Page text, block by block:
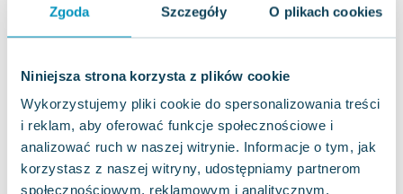
Zgoda Szczegóły O plikach cookies
Niniejsza strona korzysta z plików cookie
Wykorzystujemy pliki cookie do spersonalizowania treści
i reklam, aby oferować funkcje społecznościowe i
analizować ruch w naszej witrynie. Informacje o tym, jak
korzystasz z naszej witryny, udostępniamy partnerom
społecznościowym, reklamowym i analitycznym.
Janina Zającówna
Eric Helms
Nela Mała Reporterka
Agnieszka Maciąg
Barbara Wrzesińska
Terry Pratchett
Virginia Woolf